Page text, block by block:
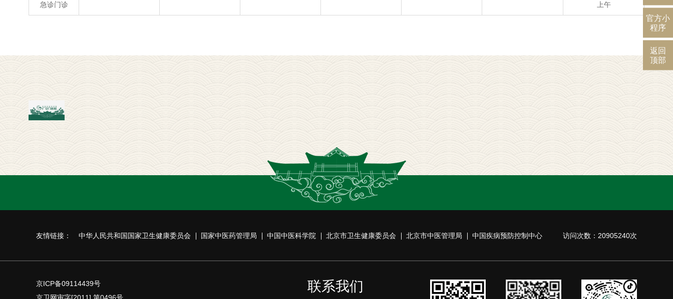
官方小
程序
返回
顶部
急诊门诊 上午
友情链接： 中华人民共和国国家卫生健康委员会 国家中医药管理局 中国中医科学院 北京市卫生健康委员会 北京市中医管理局 中国疾病预防控制中心 访问次数：20905240次
京ICP备09114439号
联系我们